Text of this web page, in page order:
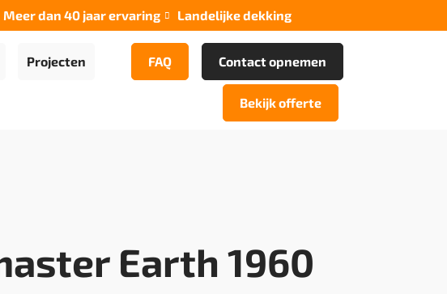
Meer dan 40 jaar ervaring  Landelijke dekking
Projecten FAQ Contact opnemen
Bekijk offerte
Earth 1960